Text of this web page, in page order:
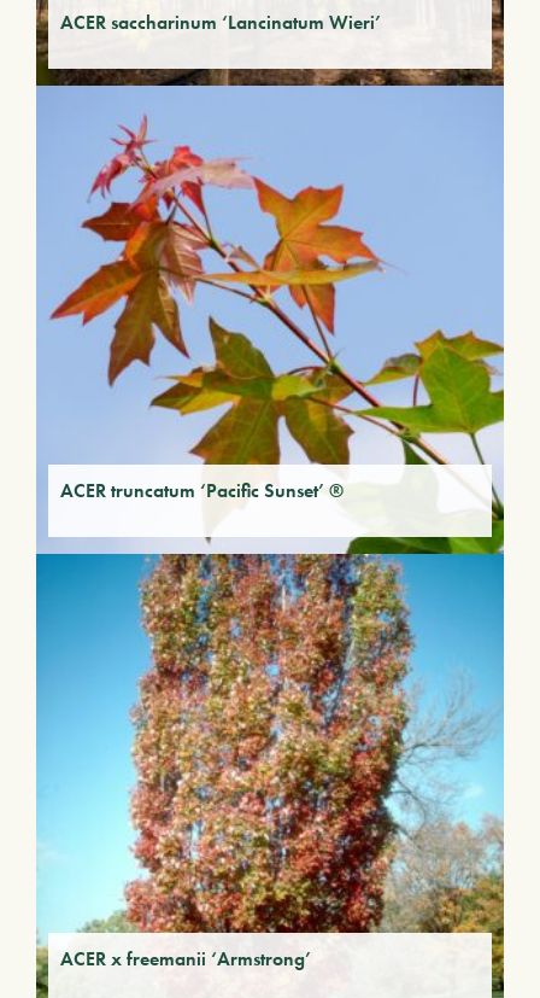
ACER saccharinum ‘Lancinatum Wieri’
ACER truncatum ‘Pacific Sunset’ ®
ACER x freemanii ‘Armstrong’